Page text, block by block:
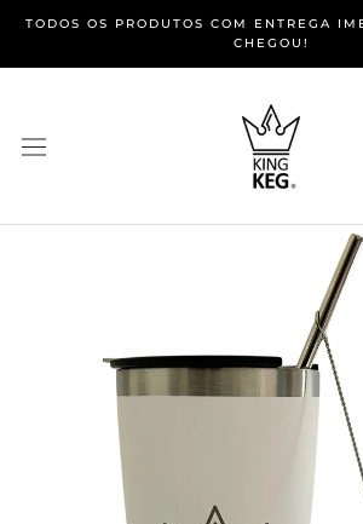
TODOS OS PRODUTOS COM ENTREGA
CHEGOU!